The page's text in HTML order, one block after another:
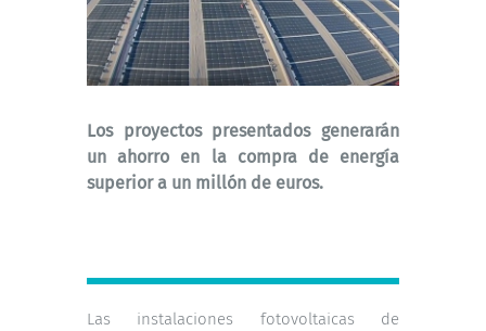
Los proyectos presentados generarán
un ahorro en la compra de energía
superior a un millón de euros.
Las instalaciones fotovoltaicas de